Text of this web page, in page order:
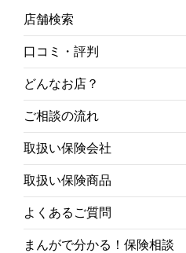
店舗検索
口コミ・評判
どんなお店？
ご相談の流れ
取扱い保険会社
取扱い保険商品
よくあるご質問
まんがで分かる！保険相談